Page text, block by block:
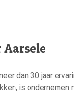
dan 30 jaar
is ondernemen